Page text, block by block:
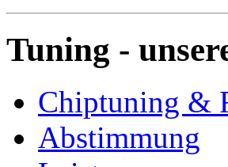
Tuning -
Chiptuning &
Abstimmung